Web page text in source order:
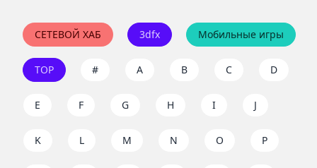
СЕТЕВОЙ ХАБ 3dfx Мобильные игры
TOP # A B C D
E F G H I J
K L M N O P